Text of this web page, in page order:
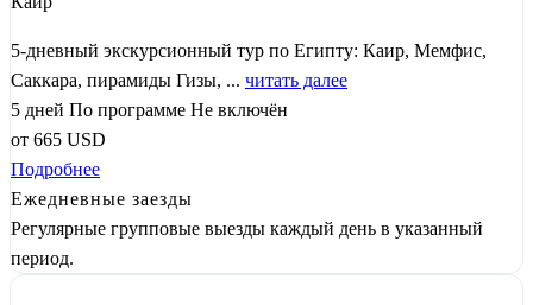
5-дневный экскурсионный тур по Египту: Каир, Мемфис,
Саккара, пирамиды Гизы, ... читать далее
5 дней По программе Не включён
от 665 USD
Подробнее
Ежедневные заезды
Регулярные групповые выезды каждый день в указанный
период.